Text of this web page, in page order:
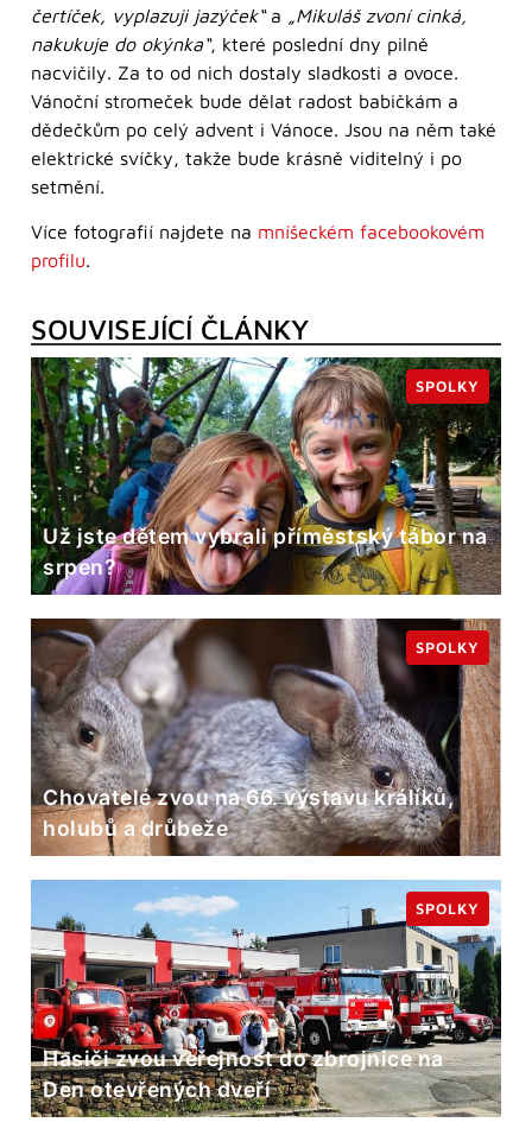
čertíček, vyplazuji jazýček“a „Mikuláš zvoní cinká,
nakukuje do okýnka“, které poslední dny pilně
nacvičily. Za to od nich dostaly sladkosti a ovoce.
Vánoční stromeček bude dělat radost babičkám a
dědečkům po celý advent i Vánoce. Jsou na něm také
elektrické svíčky, takže bude krásně viditelný i po
setmění.
Více fotografií najdete na mníšeckém facebookovém
profilu.
SOUVISEJÍCÍ ČLÁNKY
Už jste dětem vybrali příměstský tábor na
srpen?
SPOLKY
Chovatelé zvou na 66. výstavu králíků,
holubů a drůbeže
SPOLKY
Hasiči zvou veřejnost do zbrojnice na
Den otevřených dveří
SPOLKY